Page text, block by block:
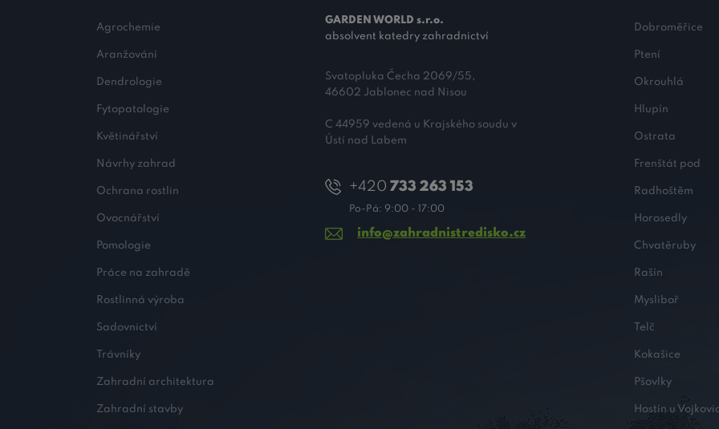
Agrochemie
Aranžování
Dendrologie
Fytopatologie
Květinářství
Návrhy zahrad
Ochrana rostlin
Ovocnářství
Pomologie
Práce na zahradě
Rostlinná výroba
Sadovnictví
Trávníky
Zahradní architektura
Zahradní stavby
GARDEN WORLD s.r.o.
absolvent katedry zahradnictví
Svatopluka Čecha 2069/55,
46602 Jablonec nad Nisou
C 44959 vedená u Krajského soudu v
Ústí nad Labem
+420 733 263 153
Po-Pá: 9:00 - 17:00
info@zahradnistredisko.cz
Dobroměřice
Ptení
Okrouhlá
Hlupín
Ostrata
Frenštát pod
Radhoštěm
Horosedly
Chvatěruby
Rašín
Mysliboř
Telč
Kokašice
Pšovlky
Hostín u